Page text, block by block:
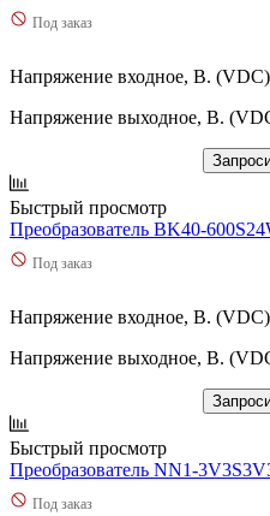
Под заказ
Напряжение входное, В.
Напряжение выходное, В.
Быстрый просмотр
Преобразователь BK40-
Под заказ
Напряжение входное, В.
Напряжение выходное, В.
Быстрый просмотр
Преобразователь NN1-
Под заказ